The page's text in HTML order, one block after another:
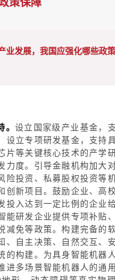
业发展，我国应强化哪些政
。 设立国家级产业基金，
设立专项研发基金，支持
片等关键核心技术的产学
力度。引导金融机构加大
险投资、私募股权投资等
创新项目。鼓励企业、高
投入达到一定比例的企业
能研发企业提供专项补贴
减免等政策。构建完备的
、自主决策、自然交互、
的构建。为具身智能机器
进多场景智能机器人的通